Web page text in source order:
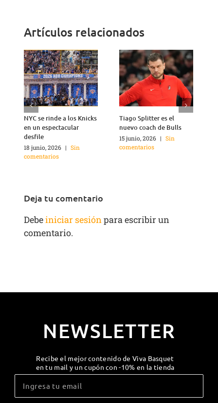
Artículos relacionados
NYC se rinde a los Knicks
en un espectacular
desfile
18 junio, 2026 | Sin
comentarios
Tiago Splitter es el
nuevo coach de Bulls
15 junio, 2026 | Sin
comentarios
Deja tu comentario
Debeiniciar sesiónpara escribir un
comentario.
NEWSLETTER
Recibe el mejor contenido de Viva Basquet
en tu mail y un cupón con -10% en la tienda